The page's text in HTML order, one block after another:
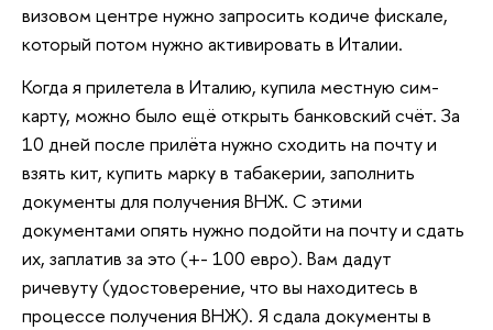
визовом центре нужно запросить кодиче фискале,
который потом нужно активировать в Италии.
Когда я прилетела в Италию, купила местную сим-
карту, можно было ещё открыть банковский счёт. За
10 дней после прилёта нужно сходить на почту и
взять кит, купить марку в табакерии, заполнить
документы для получения ВНЖ. С этими
документами опять нужно подойти на почту и сдать
их, заплатив за это (+- 100 евро). Вам дадут
ричевуту (удостоверение, что вы находитесь в
процессе получения ВНЖ). Я сдала документы в